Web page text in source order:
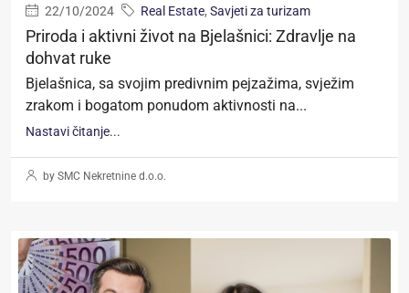
22/10/2024 Real Estate, Savjeti za turizam
Priroda i aktivni život na Bjelašnici: Zdravlje na
dohvat ruke
Bjelašnica, sa svojim predivnim pejzažima, svježim
zrakom i bogatom ponudom aktivnosti na...
Nastavi čitanje...
by SMC Nekretnine d.o.o.